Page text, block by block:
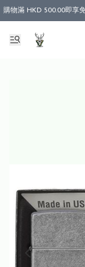
購物滿 HKD 500.00即享